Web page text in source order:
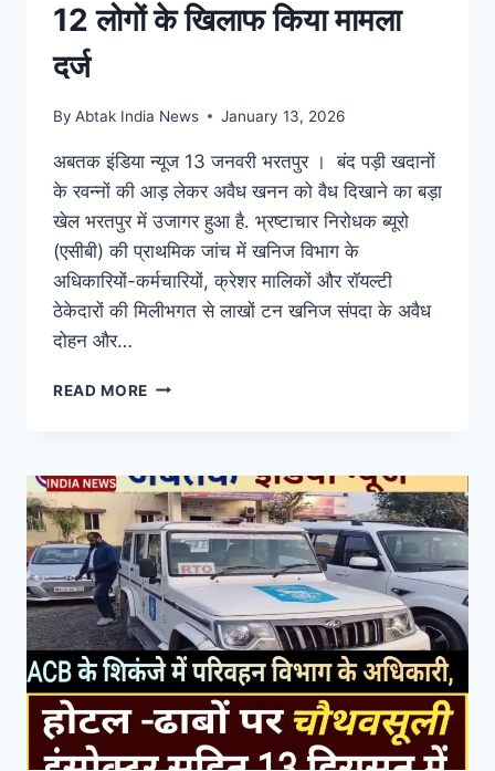
12 लोगों के खिलाफ किया मामला
दर्ज
By Abtak India News January 13, 2026
अबतक इंडिया न्यूज 13 जनवरी भरतपुर । बंद पड़ी खदानों
के रवन्नों की आड़ लेकर अवैध खनन को वैध दिखाने का बड़ा
खेल भरतपुर में उजागर हुआ है. भ्रष्टाचार निरोधक ब्यूरो
(एसीबी) की प्राथमिक जांच में खनिज विभाग के
अधिकारियों-कर्मचारियों, क्रेशर मालिकों और रॉयल्टी
ठेकेदारों की मिलीभगत से लाखों टन खनिज संपदा के अवैध
दोहन और…
READ MORE